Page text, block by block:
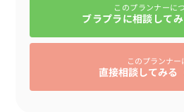
このプランナーに
ブラプラに相談してみ
このプランナー
直接相談してみる